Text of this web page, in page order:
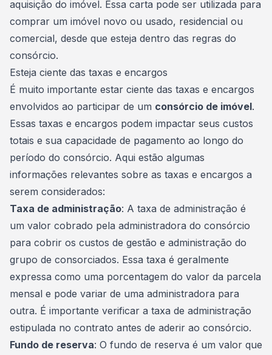
aquisição do imóvel. Essa carta pode ser utilizada para
comprar um imóvel novo ou usado, residencial ou
comercial, desde que esteja dentro das regras do
consórcio.
Esteja ciente das taxas e encargos
É muito importante estar ciente das taxas e encargos
envolvidos ao participar de um consórcio de imóvel.
Essas taxas e encargos podem impactar seus custos
totais e sua capacidade de pagamento ao longo do
período do consórcio. Aqui estão algumas
informações relevantes sobre as taxas e encargos a
serem considerados:
Taxa de administração: A taxa de administração é
um valor cobrado pela administradora do consórcio
para cobrir os custos de gestão e administração do
grupo de consorciados. Essa taxa é geralmente
expressa como uma porcentagem do valor da parcela
mensal e pode variar de uma administradora para
outra. É importante verificar a taxa de administração
estipulada no contrato antes de aderir ao consórcio.
Fundo de reserva: O fundo de reserva é um valor que